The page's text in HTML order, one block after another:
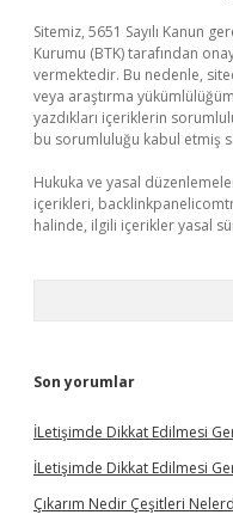
Sitemiz, 5651 Sayılı Kanun
Kurumu (BTK) tarafından
vermektedir. Bu nedenle,
veya araştırma
yazdıkları içeriklerin
bu sorumluluğu kabul etmiş
Hukuka ve yasal
içerikleri,
halinde, ilgili içerikler yasal
Son yorumlar
İLetişimde Dikkat Edilmesi
İLetişimde Dikkat Edilmesi
Çıkarım Nedir Çeşitleri